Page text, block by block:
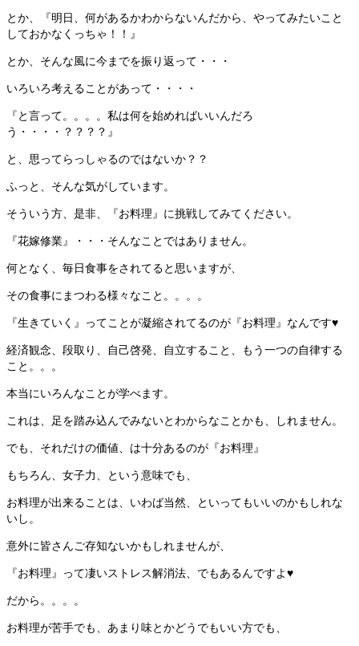
とか、『明日、何があるかわからないんだから、やってみたいこと
しておかなくっちゃ！！』
とか、そんな風に今までを振り返って・・・
いろいろ考えることがあって・・・・
『と言って。。。。私は何を始めればいいんだろ
う・・・・？？？？』
と、思ってらっしゃるのではないか？？
ふっと、そんな気がしています。
そういう方、是非、『お料理』に挑戦してみてください。
『花嫁修業』・・・そんなことではありません。
何となく、毎日食事をされてると思いますが、
その食事にまつわる様々なこと。。。。
『生きていく』ってことが凝縮されてるのが『お料理』なんです♥
経済観念、段取り、自己啓発、自立すること、もう一つの自律する
こと。。。
本当にいろんなことが学べます。
これは、足を踏み込んでみないとわからなことかも、しれません。
でも、それだけの価値、は十分あるのが『お料理』
もちろん、女子力、という意味でも、
お料理が出来ることは、いわば当然、といってもいいのかもしれな
いし。
意外に皆さんご存知ないかもしれませんが、
『お料理』って凄いストレス解消法、でもあるんですよ♥
だから。。。。
お料理が苦手でも、あまり味とかどうでもいい方でも、